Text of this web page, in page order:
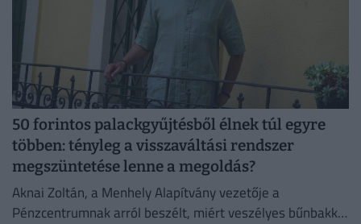
50 forintos palackgyűjtésből élnek túl egyre
többen: tényleg a visszaváltási rendszer
megszüntetése lenne a megoldás?
Aknai Zoltán, a Menhely Alapítvány vezetője a
Pénzcentrumnak arról beszélt, miért veszélyes bűnbakká